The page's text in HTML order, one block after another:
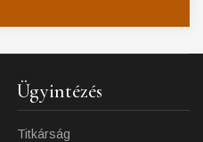
Ügyintézés
Titkárság